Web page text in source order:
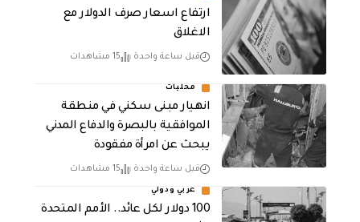
ارتفاع اسعار صرف الدولار مع
الاغلاق
قبل ساعة واحدة 15 مشاهدات
محليات
انهيار مبنى سكني في منطقة
الموافقية بالبصرة والدفاع المدني
يبحث عن امرأة مفقودة
قبل ساعة واحدة 15 مشاهدات
عربي ودولي
100 دولار لكل عائد.. الأمم المتحدة